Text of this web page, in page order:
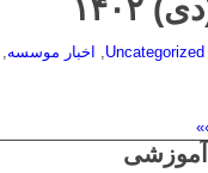
, اخبار موسسه,
›
»
آموزشی